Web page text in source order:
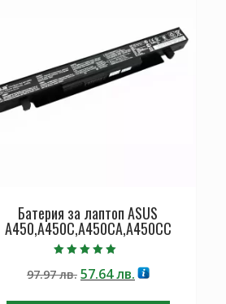
Батерия за лаптоп ASUS
A450,A450C,A450CA,A450CC
5.00
от 5
97.97лв. Original
57.64лв.Текущата